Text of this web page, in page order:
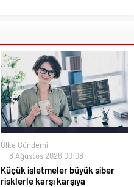
Ülke Gündemi
8 Ağustos 2026 00:08
Küçük işletmeler büyük siber
risklerle karşı karşıya